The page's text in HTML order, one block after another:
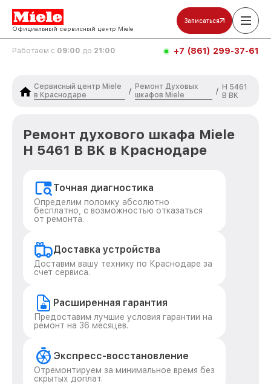
Официальный сервисный центр Miele
Записаться
Работаем с 09:00 до 21:00 +7 (861) 299-37-61
Сервисный центр Miele
в Краснодаре
/
Ремонт Духовых
шкафов Miele
/ H 5461
В BK
Ремонт духового шкафа Miele
H 5461 В BK в Краснодаре
Точная диагностика
Определим поломку абсолютно
бесплатно, с возможностью отказаться
от ремонта.
Доставка устройства
Доставим вашу технику по Краснодаре за
счет сервиса.
Расширенная гарантия
Предоставим лучшие условия гарантии на
ремонт на 36 месяцев.
Экспресс-восстановление
Отремонтируем за минимальное время без
скрытых доплат.